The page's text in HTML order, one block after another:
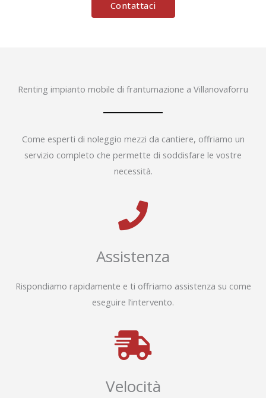
Contattaci
Renting impianto mobile di frantumazione a Villanovaforru
Come esperti di noleggio mezzi da cantiere, offriamo un
servizio completo che permette di soddisfare le vostre
necessità.
Assistenza
Rispondiamo rapidamente e ti offriamo assistenza su come
eseguire l’intervento.
Velocità